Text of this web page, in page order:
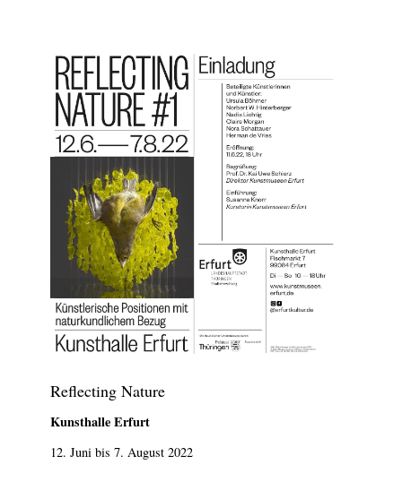
Reflecting Nature
Kunsthalle Erfurt
12. Juni bis 7. August 2022